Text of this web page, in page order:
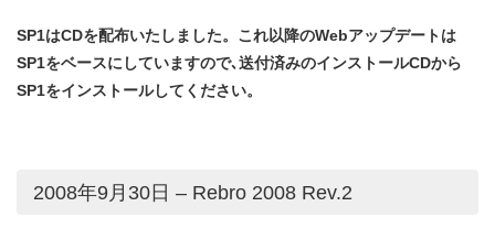
SP1はCDを配布いたしました。これ以降のWebアップデートは
SP1をベースにしていますので､送付済みのインストールCDから
SP1をインストールしてください。
2008年9月30日 – Rebro 2008 Rev.2